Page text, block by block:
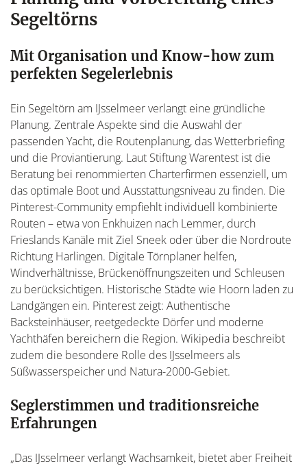
Segeltörns
Mit Organisation und Know-how zum
perfekten Segelerlebnis
Ein Segeltörn am IJsselmeer verlangt eine gründliche
Planung. Zentrale Aspekte sind die Auswahl der
passenden Yacht, die Routenplanung, das Wetterbriefing
und die Proviantierung. Laut Stiftung Warentest ist die
Beratung bei renommierten Charterfirmen essenziell, um
das optimale Boot und Ausstattungsniveau zu finden. Die
Pinterest-Community empfiehlt individuell kombinierte
Routen – etwa von Enkhuizen nach Lemmer, durch
Frieslands Kanäle mit Ziel Sneek oder über die Nordroute
Richtung Harlingen. Digitale Törnplaner helfen,
Windverhältnisse, Brückenöffnungszeiten und Schleusen
zu berücksichtigen. Historische Städte wie Hoorn laden zu
Landgängen ein. Pinterest zeigt: Authentische
Backsteinhäuser, reetgedeckte Dörfer und moderne
Yachthäfen bereichern die Region. Wikipedia beschreibt
zudem die besondere Rolle des IJsselmeers als
Süßwasserspeicher und Natura-2000-Gebiet.
Seglerstimmen und traditionsreiche
Erfahrungen
„Das IJsselmeer verlangt Wachsamkeit, bietet aber Freiheit